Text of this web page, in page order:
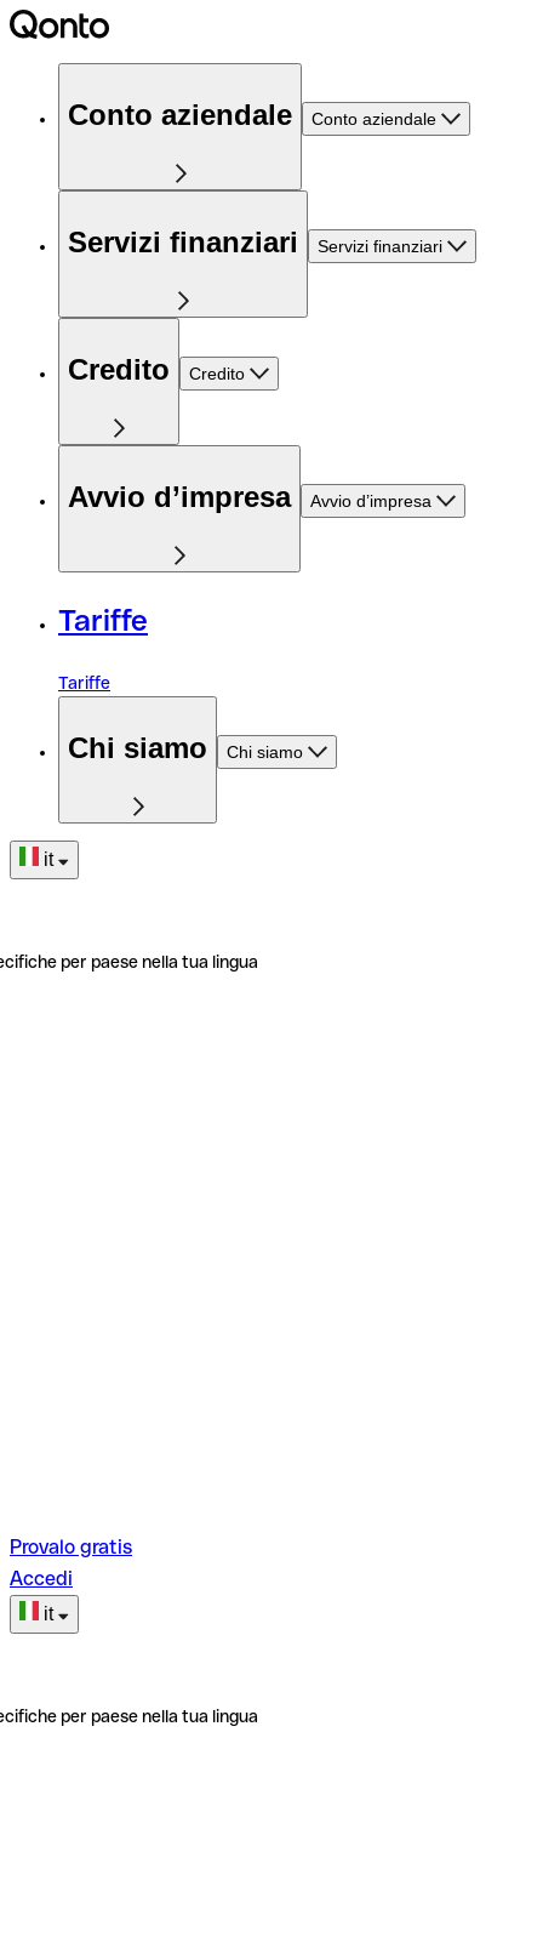
Conto aziendale Conto aziendale
Servizi finanziari Servizi finanziari
Credito Credito
Avvio d’impresa Avvio d’impresa
Tariffe
Tariffe
Chi siamo Chi siamo
it
per paese nella tua lingua
Provalo gratis
Accedi
it
per paese nella tua lingua